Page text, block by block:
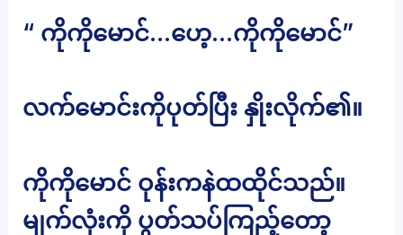
“ ကိုကိုမောင်…ဟေ့…ကိုကိုမောင်”
လက်မောင်းကိုပုတ်ပြီး နှိုးလိုက်၏။
ကိုကိုမောင် ဝုန်းကနဲထထိုင်သည်။
မျက်လုံးကို ပွတ်သပ်ကြည့်တော့